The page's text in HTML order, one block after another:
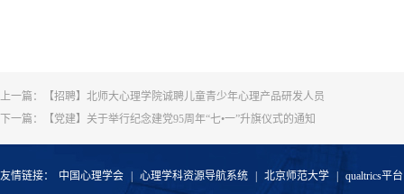
上一篇：
【招聘】北师大心理学院诚聘儿童青少年心理产品研发人员
下一篇：
【党建】关于举行纪念建党95周年“七•一”升旗仪式的通知
友情链接： 中国心理学会 心理学科资源导航系统 北京师范大学
qualtrics平台